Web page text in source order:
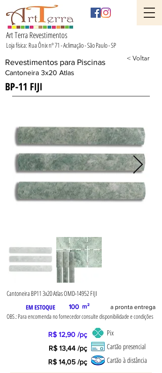
Art Terra Revestimentos
Loja física: Rua Ônix nº 71 - Aclimação - São Paulo - SP
Revestimentos para Piscinas < Voltar
Cantoneira 3x20 Atlas
BP-11 FIJI
Cantoneira BP11 3x20 Atlas OMD-14952 FIJI
EM ESTOQUE 100 m² a pronta entrega
OBS.: Para encomenda no fornecedor consulte disponibilidade e condições
R$ 12,90 /pç Pix
R$ 13,44 /pç Cartão presencial
R$ 14,05 /pç Cartão à distância